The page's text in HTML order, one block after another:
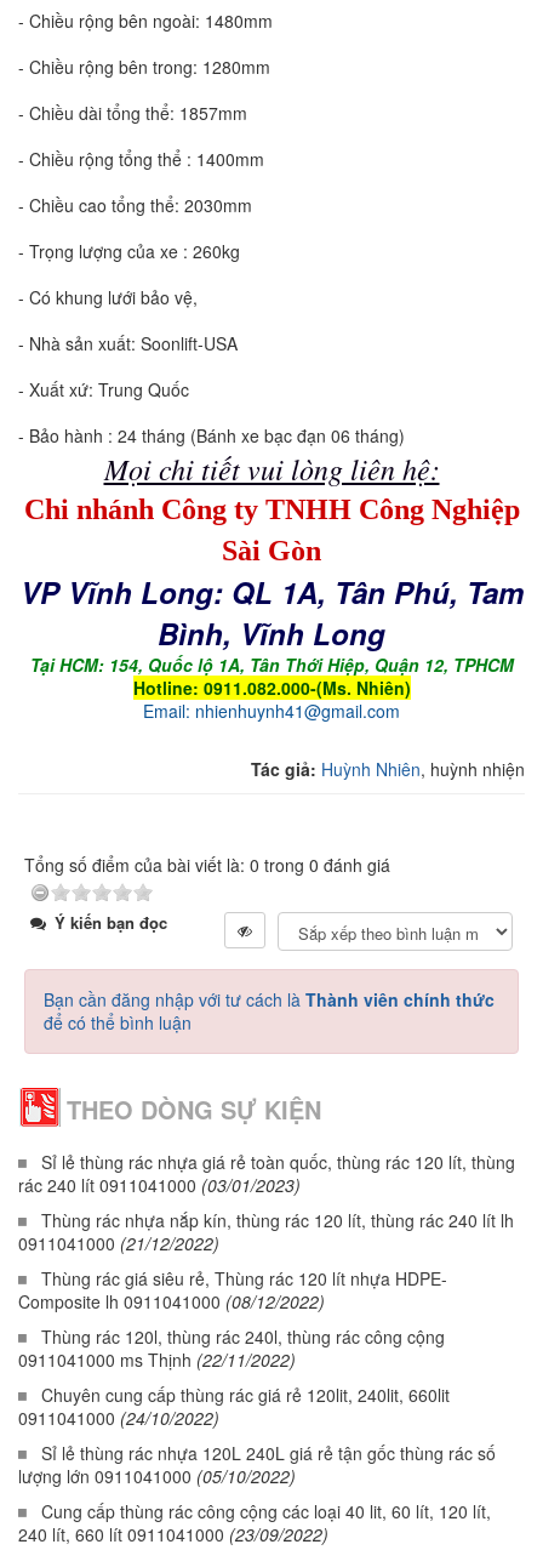
- Chiều rộng bên ngoài: 1480mm
- Chiều rộng bên trong: 1280mm
- Chiều dài tổng thể: 1857mm
- Chiều rộng tổng thể : 1400mm
- Chiều cao tổng thể: 2030mm
- Trọng lượng của xe : 260kg
- Có khung lưới bảo vệ,
- Nhà sản xuất: Soonlift-USA
- Xuất xứ: Trung Quốc
- Bảo hành : 24 tháng (Bánh xe bạc đạn 06 tháng)
Mọi chi tiết vui lòng liên hệ:
Chi nhánh Công ty TNHH Công Nghiệp
Sài Gòn
VP Vĩnh Long: QL 1A, Tân Phú, Tam
Bình, Vĩnh Long
Tại HCM: 154, Quốc lộ 1A, Tân Thới Hiệp, Quận 12, TPHCM
Hotline: 0911.082.000-(Ms. Nhiên)
Email: nhienhuynh41@gmail.com
Tác giả: Huỳnh Nhiên, huỳnh nhiện
Tổng số điểm của bài viết là: 0 trong 0 đánh giá
Ý kiến bạn đọc
Bạn cần đăng nhập với tư cách là Thành viên chính thức
để có thể bình luận
THEO DÒNG SỰ KIỆN
Sỉ lẻ thùng rác nhựa giá rẻ toàn quốc, thùng rác 120 lít, thùng
rác 240 lít 0911041000 (03/01/2023)
Thùng rác nhựa nắp kín, thùng rác 120 lít, thùng rác 240 lít lh
0911041000 (21/12/2022)
Thùng rác giá siêu rẻ, Thùng rác 120 lít nhựa HDPE-
Composite lh 0911041000 (08/12/2022)
Thùng rác 120l, thùng rác 240l, thùng rác công cộng
0911041000 ms Thịnh (22/11/2022)
Chuyên cung cấp thùng rác giá rẻ 120lit, 240lit, 660lit
0911041000 (24/10/2022)
Sỉ lẻ thùng rác nhựa 120L 240L giá rẻ tận gốc thùng rác số
lượng lớn 0911041000 (05/10/2022)
Cung cấp thùng rác công cộng các loại 40 lit, 60 lít, 120 lít,
240 lít, 660 lít 0911041000 (23/09/2022)